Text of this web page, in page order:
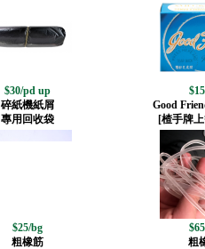
$30/pd up
碎紙機紙屑
專用回收袋
Good
[楂手牌
$25/bg
粗橡筋
粗